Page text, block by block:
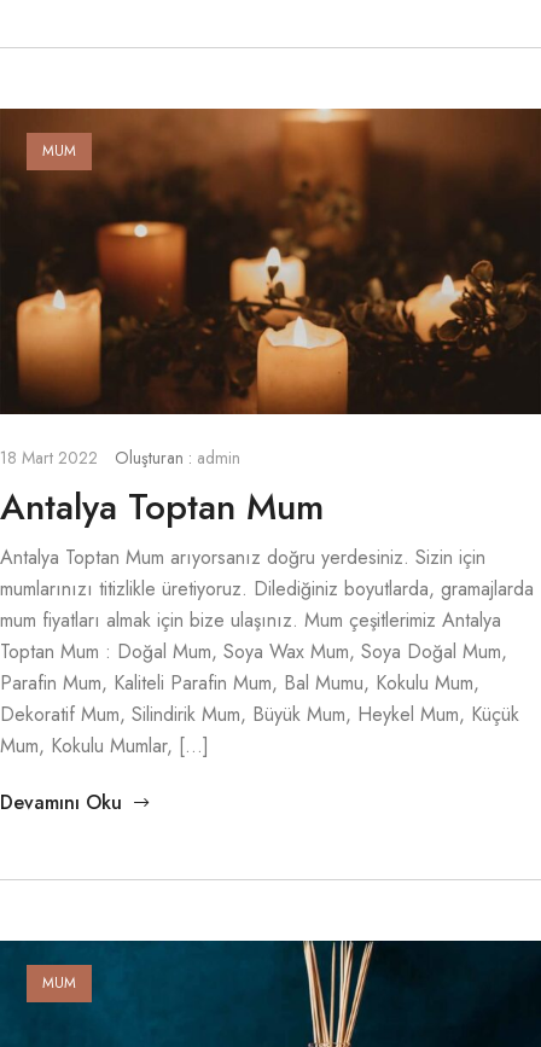
MUM
18 Mart 2022 Oluşturan : admin
Antalya Toptan Mum
Antalya Toptan Mum arıyorsanız doğru yerdesiniz. Sizin için
mumlarınızı titizlikle üretiyoruz. Dilediğiniz boyutlarda, gramajlarda
mum fiyatları almak için bize ulaşınız. Mum çeşitlerimiz Antalya
Toptan Mum : Doğal Mum, Soya Wax Mum, Soya Doğal Mum,
Parafin Mum, Kaliteli Parafin Mum, Bal Mumu, Kokulu Mum,
Dekoratif Mum, Silindirik Mum, Büyük Mum, Heykel Mum, Küçük
Mum, Kokulu Mumlar, […]
Devamını Oku
MUM